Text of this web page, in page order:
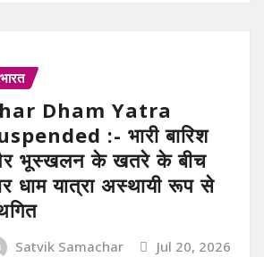
भारत
Dham Yatra
:- भारी बारिश
भूस्खलन के खतरे के बीच
धाम यात्रा अस्थायी रूप से
Satvik Samachar Jul 20, 2026